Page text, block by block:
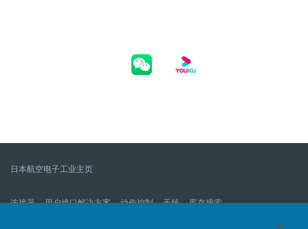
日本航空电子工业主页
连接器 用户接口解决方案 动作控制 天线 库存搜索